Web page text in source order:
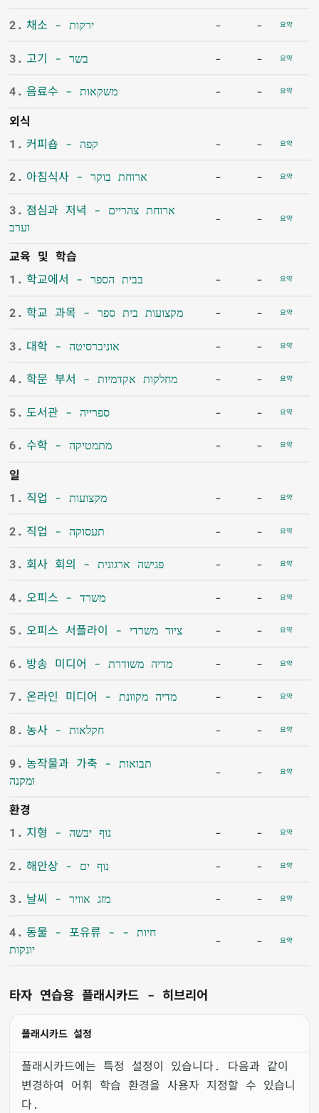
2. 채소 - ירקות - - 요약
3. 고기 - בשר - - 요약
4. 음료수 - משקאות - - 요약
외식
1.
커피숍 - קפה - - 요약
2. 아침식사 - ארוחת בוקר - - 요약
3. 점심과 저녁 - ארוחת צהריים
וערב
- - 요약
교육 및 학습
1.
학교에서 - בבית הספר - - 요약
2. 학교 과목 - מקצועות בית ספר - - 요약
3. 대학 - אוניברסיטה - - 요약
4. 학문 부서 - מחלקות אקדמיות - - 요약
5. 도서관 - ספרייה - - 요약
6. 수학 - מתמטיקה - - 요약
일
1.
직업 - מקצועות - - 요약
2. 직업 - תעסוקה - - 요약
3. 회사 회의 - פגישה ארגונית - - 요약
4. 오피스 - משרד - - 요약
5. 오피스 서플라이 - ציוד משרדי - - 요약
6. 방송 미디어 - מדיה משודרת - - 요약
7. 온라인 미디어 - מדיה מקוונת - - 요약
8. 농사 - חקלאות - - 요약
9. 농작물과 가축 - תבואות
ומקנה
- - 요약
환경
1.
지형 - נוף יבשה - - 요약
2. 해안상 - נוף ים - - 요약
3. 날씨 - מזג אוויר - - 요약
4. 동물 - 포유류 - חיות -
יונקות
- - 요약
타자 연습용 플래시카드 - 히브리어
플래시카드 설정
플래시카드에는 특정 설정이 있습니다. 다음과 같이
변경하여 어휘 학습 환경을 사용자 지정할 수 있습니
다.